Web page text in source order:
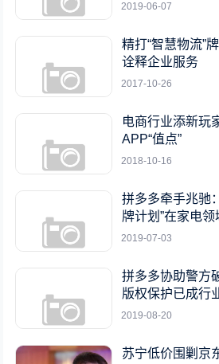
2019-06-07
精打“智慧物流”
诠释企业服务
2017-10-26
电商行业添新玩
APP“值点”
2018-10-16
拼多多牵手兆驰
牌计划”在家电
2019-07-03
拼多多协助警方
版权保护已成行
2019-08-20
苏宁低价围剿京东 刘强东无力招